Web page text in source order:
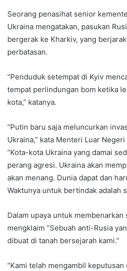
Seorang penasihat senior
Ukraina mengatakan, pasukan
bergerak ke Kharkiv, yang
perbatasan.
“Penduduk setempat di Kyiv
tempat perlindungan bom ketika
kota,” katanya.
“Putin baru saja meluncurkan
Ukraina,” kata Menteri Luar
“Kota-kota Ukraina yang damai
perang agresi. Ukraina akan
akan menang. Dunia dapat dan
Waktunya untuk bertindak adalah
Dalam upaya untuk
mengklaim “Sebuah anti-Rusia
dibuat di tanah bersejarah kami.”
“Kami telah mengambil